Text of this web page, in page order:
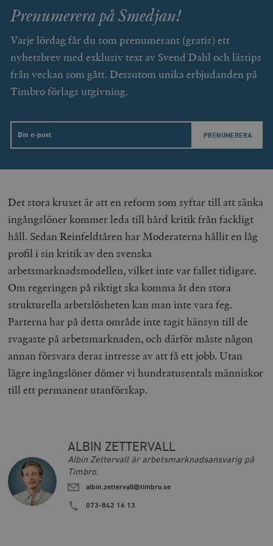
Prenumerera på Smedjan!
Varje lördag får du som prenumerant (gratis) ett
nyhetsbrev med exklusiv text av Svend Dahl och lästips
från veckan som gått. Dessutom unika erbjudanden på
Timbro förlags utgivning.
Email
Det stora kruxet är att en reform som syftar till att sänka
ingångslöner kommer leda till hård kritik från fackligt
håll. Sedan Reinfeldtåren har Moderaterna hållit en låg
profil i sin kritik av den svenska
arbetsmarknadsmodellen, vilket inte var fallet tidigare.
Om regeringen på riktigt ska komma åt den stora
strukturella arbetslösheten kan man inte vara feg.
Parterna har på detta område inte tagit hänsyn till de
svagaste på arbetsmarknaden, och därför måste någon
annan försvara deras intresse av att få ett jobb. Utan
lägre ingångslöner dömer vi hundratusentals människor
till ett permanent utanförskap.
ALBIN ZETTERVALL
Albin Zettervall är arbetsmarknadsansvarig på
Timbro.
albin.zettervall@timbro.se
073-842 16 13
Marknadsföring Funktioner
Strikt nödvändiga kakor tillåter
kärnwebbplatsfunktioner som användarinloggning
ordentligt utan strikt nödvändiga cookies.
Namn
woocommerce_cart_hash
Automattic
timbro.se
woocommerce_items_in_cart
Inc.
timbro.se
wp_woocommerce_session_[abcdef0123456789]
{32}
timbro.se
__cf_bm